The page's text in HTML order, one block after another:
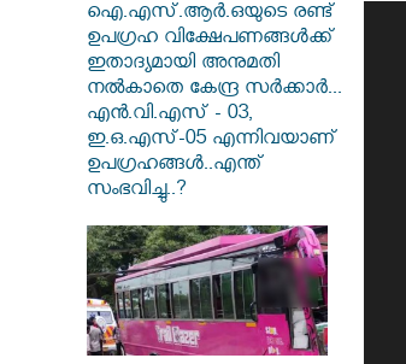
ഐ.എസ്.ആർ.ഒയുടെ രണ്ട്
ഉപഗ്രഹ വിക്ഷേപണങ്ങൾക്ക്
ഇതാദ്യമായി അനുമതി
നൽകാതെ കേന്ദ്ര സർക്കാർ...
എൻ.വി.എസ് - 03,
ഇ.ഒ.എസ്-05 എന്നിവയാണ്
ഉപഗ്രഹങ്ങൾ..എന്ത്
സംഭവിച്ചു..?